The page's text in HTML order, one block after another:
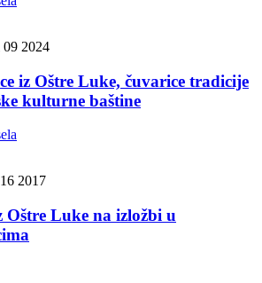
2024
iz Oštre Luke, čuvarice tradicije
kulturne baštine
2017
Oštre Luke na izložbi u